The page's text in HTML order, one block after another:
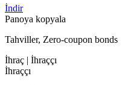
İndir
Panoya kopyala
Tahviller, Zero-coupon bonds
İhraç | İhraççı
İhraççı